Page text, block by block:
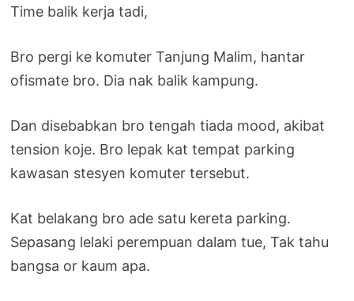
Time balik kerja tadi,
Bro pergi ke komuter Tanjung Malim, hantar
ofismate bro. Dia nak balik kampung.
Dan disebabkan bro tengah tiada mood, akibat
tension koje. Bro lepak kat tempat parking
kawasan stesyen komuter tersebut.
Kat belakang bro ade satu kereta parking.
Sepasang lelaki perempuan dalam tue, Tak tahu
bangsa or kaum apa.